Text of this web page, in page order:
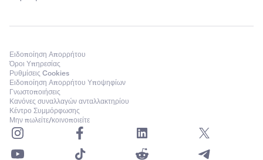
Κλειδιά πρόσβασης είναι ανθεκτικά στο phishing.
Μην μοιράζεστε ποτέ τα στοιχεία της σύνδεσής
σας με κανέναν. Η Ομάδα υποστήριξης της Kraken
δεν θα ζητήσει ποτέ τον κωδικό σας ή να
εγκαταστήσει λογισμικό τρίτου μέρους.
Επαληθεύστε τη νομιμότητα οποιωνδήποτε email
που ισχυρίζονται ότι προέρχονται από την
Kraken, κάνοντας έλεγχο Αυτό το email
προέρχεται από την Kraken
Ειδοποίηση Απορρήτου
Όροι Υπηρεσίας
Ρυθμίσεις Cookies
Ειδοποίηση Απορρήτου Υποψηφίων
Γνωστοποιήσεις
Κανόνες συναλλαγών ανταλλακτηρίου
Κέντρο Συμμόρφωσης
Μην πωλείτε/κοινοποιείτε